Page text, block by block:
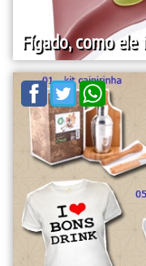
Fígado, como ele